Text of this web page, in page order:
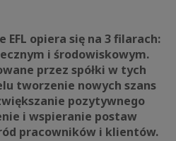
EFL opiera się na 3 filarach:
i środowiskowym.
przez spółki w tych
tworzenie nowych szans
pozytywnego
i wspieranie postaw
pracowników i klientów.